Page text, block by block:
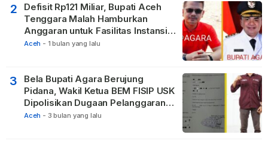
2
Defisit Rp121 Miliar, Bupati Aceh
Tenggara Malah Hamburkan
Anggaran untuk Fasilitas Instansi
Vertikal
Aceh - 1 bulan yang lalu
3
Bela Bupati Agara Berujung
Pidana, Wakil Ketua BEM FISIP USK
Dipolisikan Dugaan Pelanggaran
Privasi dan UU ITE
Aceh - 3 bulan yang lalu